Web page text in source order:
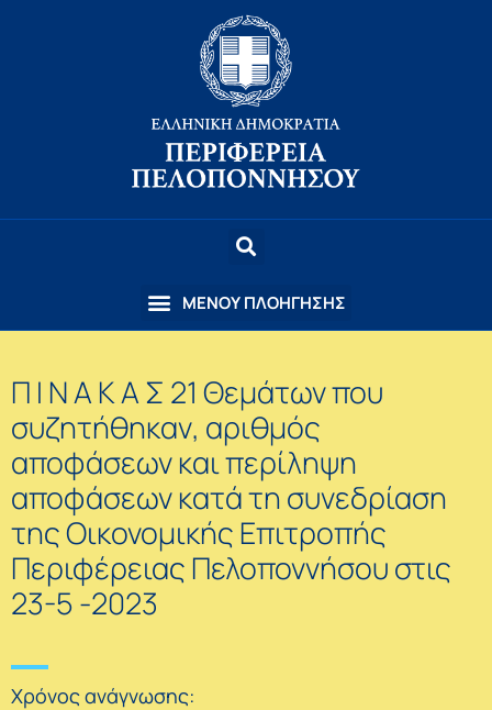
Π Ι Ν Α Κ Α Σ 21 Θεμάτων που
συζητήθηκαν, αριθμός
αποφάσεων και περίληψη
αποφάσεων κατά τη συνεδρίαση
της Οικονομικής Επιτροπής
Περιφέρειας Πελοποννήσου στις
23-5 -2023
Χρόνος ανάγνωσης: